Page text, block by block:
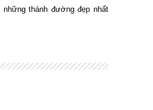
thánh đường đẹp nhất